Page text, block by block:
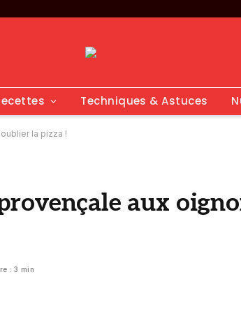
Techniques & Astuces
la pizza !
aux
: 3 min